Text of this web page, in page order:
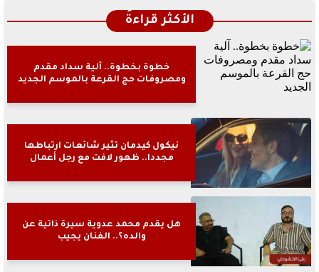
الأكثر قراءةً
خطوة بخطوة.. آلية سداد مقدم
ومصروفات حج القرعة بالموسم الجديد
نيكول كيدمان تثير شائعات ارتباطها
مجددا.. ظهور لافت مع رجل أعمال
هل يقدم محمد عدوية سيرة ذاتية عن
والده؟.. الفنان يجيب